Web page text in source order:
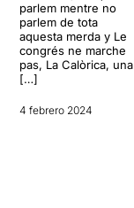
parlem mentre no
parlem de tota
aquesta merda y Le
congrés ne marche
pas, La Calòrica, una
[…]
4 febrero 2024